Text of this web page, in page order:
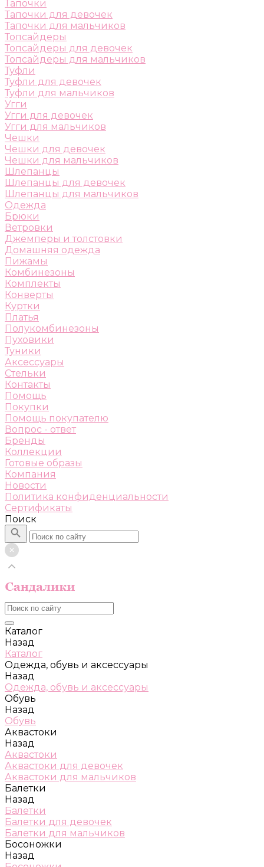
Тапочки
Тапочки для девочек
Тапочки для мальчиков
Топсайдеры
Топсайдеры для девочек
Топсайдеры для мальчиков
Туфли
Туфли для девочек
Туфли для мальчиков
Угги
Угги для девочек
Угги для мальчиков
Чешки
Чешки для девочек
Чешки для мальчиков
Шлепанцы
Шлепанцы для девочек
Шлепанцы для мальчиков
Одежда
Брюки
Ветровки
Джемперы и толстовки
Домашняя одежда
Пижамы
Комбинезоны
Комплекты
Конверты
Куртки
Платья
Полукомбинезоны
Пуховики
Туники
Аксессуары
Стельки
Контакты
Помощь
Покупки
Помощь покупателю
Вопрос - ответ
Бренды
Коллекции
Готовые образы
Компания
Новости
Политика конфиденциальности
Сертификаты
Поиск
Каталог
Назад
Каталог
Одежда, обувь и аксессуары
Назад
Одежда, обувь и аксессуары
Обувь
Назад
Обувь
Аквастоки
Назад
Аквастоки
Аквастоки для девочек
Аквастоки для мальчиков
Балетки
Назад
Балетки
Балетки для девочек
Балетки для мальчиков
Босоножки
Назад